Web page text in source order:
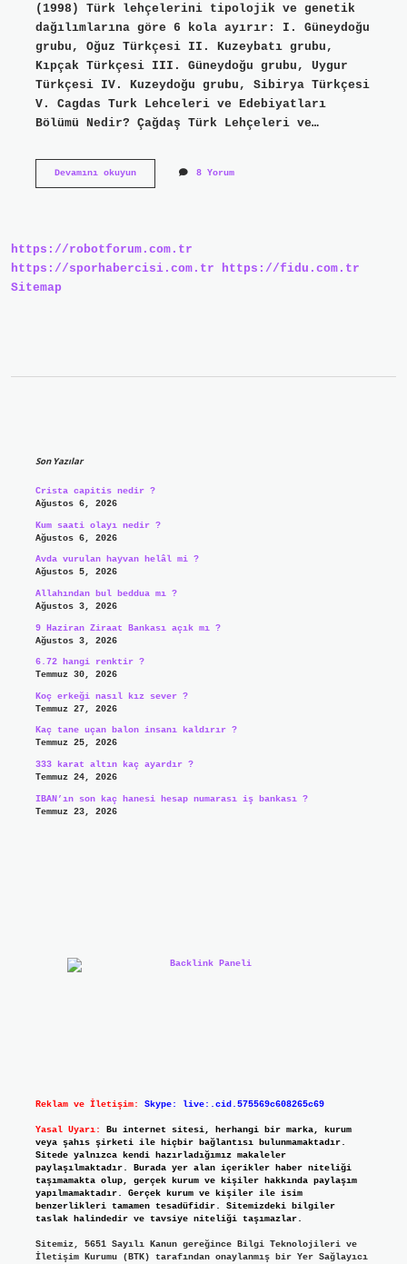
(1998) Türk lehçelerini tipolojik ve genetik
dağılımlarına göre 6 kola ayırır: I. Güneydoğu
grubu, Oğuz Türkçesi II. Kuzeybatı grubu,
Kıpçak Türkçesi III. Güneydoğu grubu, Uygur
Türkçesi IV. Kuzeydoğu grubu, Sibirya Türkçesi
V. Cagdas Turk Lehceleri ve Edebiyatları
Bölümü Nedir? Çağdaş Türk Lehçeleri ve…
Devamını okuyunÇağdaş
8 Yorum
https://robotforum.com.tr
https://sporhabercisi.com.tr
https://fidu.com.tr
Sitemap
Son Yazılar
Crista capitis nedir ?
Ağustos 6, 2026
Kum saati olayı nedir ?
Ağustos 6, 2026
Avda vurulan hayvan helâl mi ?
Ağustos 5, 2026
Allahından bul beddua mı ?
Ağustos 3, 2026
9 Haziran Ziraat Bankası açık mı ?
Ağustos 3, 2026
6.72 hangi renktir ?
Temmuz 30, 2026
Koç erkeği nasıl kız sever ?
Temmuz 27, 2026
Kaç tane uçan balon insanı kaldırır ?
Temmuz 25, 2026
333 karat altın kaç ayardır ?
Temmuz 24, 2026
IBAN’ın son kaç hanesi hesap numarası iş bankası ?
Temmuz 23, 2026
Reklam ve İletişim: Skype: live:.cid.575569c608265c69
Yasal Uyarı:
Bu internet sitesi, herhangi bir marka, kurum
veya şahıs şirketi ile hiçbir bağlantısı bulunmamaktadır.
Sitede yalnızca kendi hazırladığımız makaleler
paylaşılmaktadır. Burada yer alan içerikler haber niteliği
taşımamakta olup, gerçek kurum ve kişiler hakkında paylaşım
yapılmamaktadır. Gerçek kurum ve kişiler ile isim
benzerlikleri tamamen tesadüfidir. Sitemizdeki bilgiler
taslak halindedir ve tavsiye niteliği taşımazlar.
Sitemiz, 5651 Sayılı Kanun gereğince Bilgi Teknolojileri ve
İletişim Kurumu (BTK) tarafından onaylanmış bir Yer Sağlayıcı